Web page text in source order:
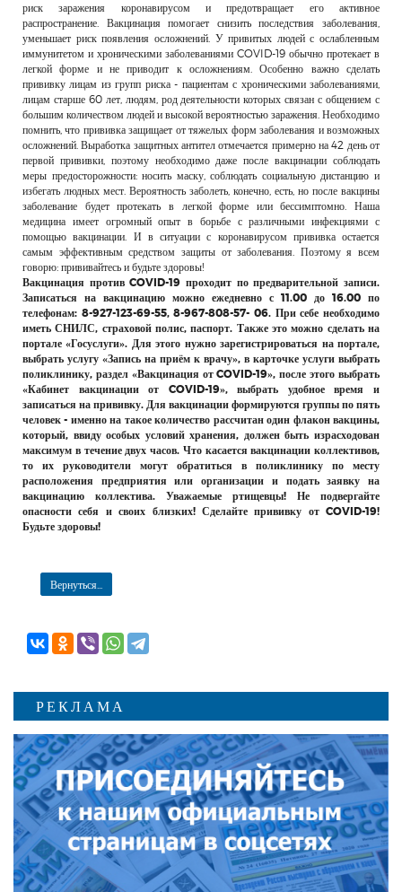
риск заражения коронавирусом и предотвращает его активное
распространение. Вакцинация помогает снизить последствия заболевания,
уменьшает риск появления осложнений. У привитых людей с ослабленным
иммунитетом и хроническими заболеваниями COVID-19 обычно протекает в
легкой форме и не приводит к осложнениям. Особенно важно сделать
прививку лицам из групп риска - пациентам с хроническими заболеваниями,
лицам старше 60 лет, людям, род деятельности которых связан с общением с
большим количеством людей и высокой вероятностью заражения. Необходимо
помнить, что прививка защищает от тяжелых форм заболевания и возможных
осложнений. Выработка защитных антител отмечается примерно на 42 день от
первой прививки, поэтому необходимо даже после вакцинации соблюдать
меры предосторожности: носить маску, соблюдать социальную дистанцию и
избегать людных мест. Вероятность заболеть, конечно, есть, но после вакцины
заболевание будет протекать в легкой форме или бессимптомно. Наша
медицина имеет огромный опыт в борьбе с различными инфекциями с
помощью вакцинации. И в ситуации с коронавирусом прививка остается
самым эффективным средством защиты от заболевания. Поэтому я всем
говорю: прививайтесь и будьте здоровы!
Вакцинация против COVID-19 проходит по предварительной записи.
Записаться на вакцинацию можно ежедневно с 11.00 до 16.00 по
телефонам: 8-927-123-69-55, 8-967-808-57- 06. При себе необходимо
иметь СНИЛС, страховой полис, паспорт. Также это можно сделать на
портале «Госуслуги». Для этого нужно зарегистрироваться на портале,
выбрать услугу «Запись на приём к врачу», в карточке услуги выбрать
поликлинику, раздел «Вакцинация от COVID-19», после этого выбрать
«Кабинет вакцинации от COVID-19», выбрать удобное время и
записаться на прививку. Для вакцинации формируются группы по пять
человек - именно на такое количество рассчитан один флакон вакцины,
который, ввиду особых условий хранения, должен быть израсходован
максимум в течение двух часов. Что касается вакцинации коллективов,
то их руководители могут обратиться в поликлинику по месту
расположения предприятия или организации и подать заявку на
вакцинацию коллектива. Уважаемые ртищевцы! Не подвергайте
опасности себя и своих близких! Сделайте прививку от COVID-19!
Будьте здоровы!
Вернуться...
РЕКЛАМА